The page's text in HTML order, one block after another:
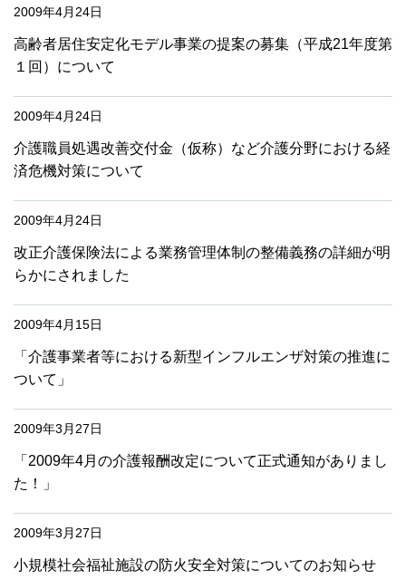
2009年4月24日
高齢者居住安定化モデル事業の提案の募集（平成21年度第
１回）について
2009年4月24日
介護職員処遇改善交付金（仮称）など介護分野における経
済危機対策について
2009年4月24日
改正介護保険法による業務管理体制の整備義務の詳細が明
らかにされました
2009年4月15日
「介護事業者等における新型インフルエンザ対策の推進に
ついて」
2009年3月27日
「2009年4月の介護報酬改定について正式通知がありまし
た！」
2009年3月27日
小規模社会福祉施設の防火安全対策についてのお知らせ